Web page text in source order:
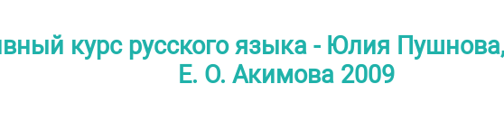
курс русского языка - Юлия
Е. О. Акимова 2009